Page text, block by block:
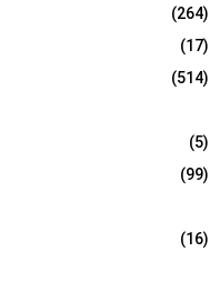
(264)
(17)
(514)
(5)
(99)
(16)